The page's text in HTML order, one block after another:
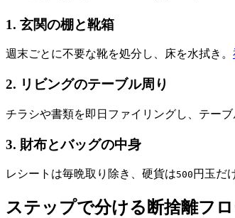
1. 玄関の棚と靴箱
週末ごとに不要な靴を処分し、床を水拭き。
2. リビングのテーブル周り
チラシや書類を即日ファイリングし、テー
3. 財布とバッグの中身
レシートは毎晩取り除き、硬貨は500 円玉だ
ステップで分ける断捨離フ